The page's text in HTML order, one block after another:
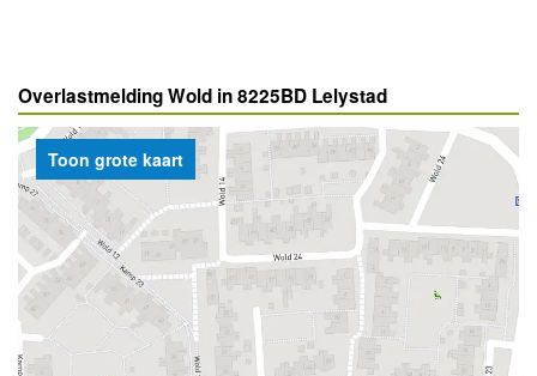
Overlastmelding Wold in 8225BD Lelystad
Toon grote kaart